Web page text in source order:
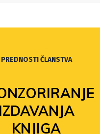
PREDNOSTI ČLANSTVA
IZDAVANJA
KNJIGA